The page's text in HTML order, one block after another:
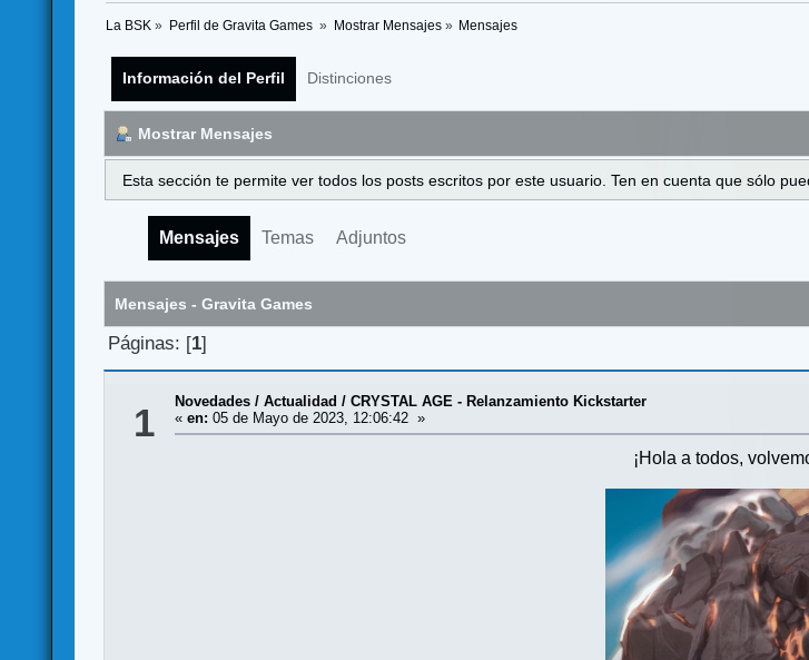
La BSK » Perfil de Gravita Games » Mostrar Mensajes» Mensajes
Información del Perfil Distinciones
Mostrar Mensajes
Esta sección te permite ver todos los posts escritos por este usuario. Ten en cuenta que sólo
Mensajes Temas Adjuntos
Mensajes - Gravita Games
Páginas: [1]
1 Novedades / Actualidad /CRYSTAL AGE - Relanzamiento Kickstarter
«en: 05 de Mayo de 2023, 12:06:42 »
¡Hola a todos,